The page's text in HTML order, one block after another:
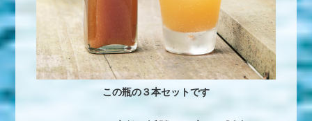
この瓶の３本セットです